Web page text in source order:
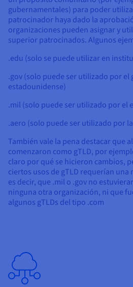
gubernamentales) para poder
patrocinador haya dado la
organizaciones pueden asignar y
superior patrocinados. Algunos
.edu (solo se puede utilizar en
.gov (solo puede ser utilizado por el
estadounidense)
.mil (solo puede ser utilizado por el
.aero (solo puede ser utilizado por
También vale la pena destacar que
comenzaron como gTLD, por
claro por qué se hicieron cambios,
ciertos usos de gTLD requerían una
es decir, que .mil o .gov no
ninguna otra organización, ni que
algunos gTLDs del tipo .com